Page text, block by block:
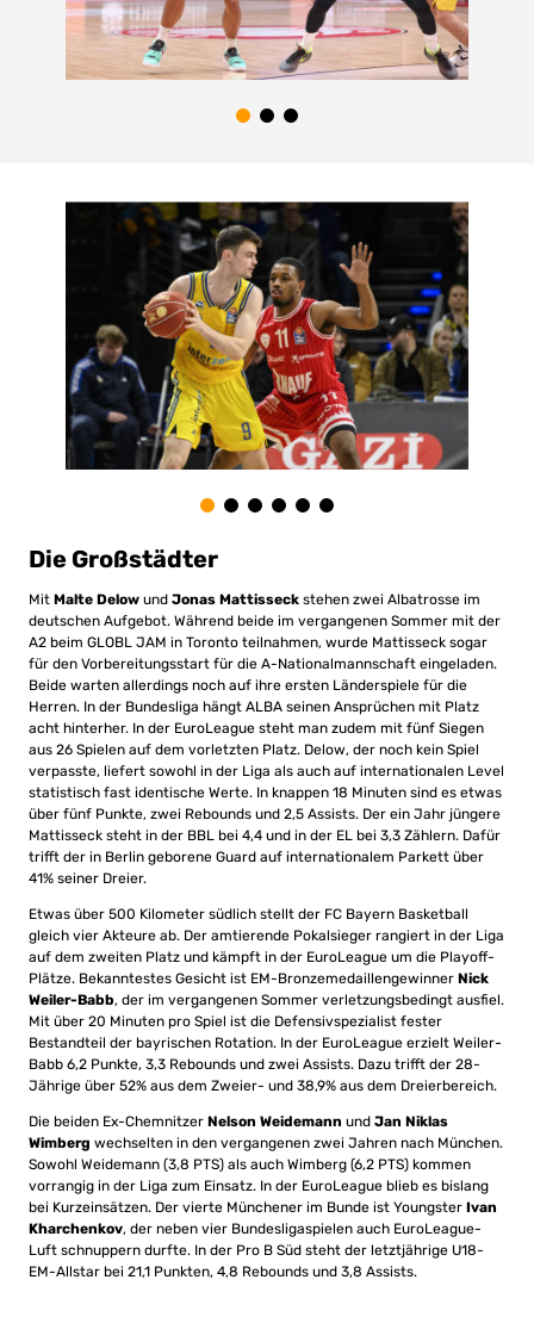
Die Großstädter
Mit Malte Delow und Jonas Mattisseck stehen zwei Albatrosse im
deutschen Aufgebot. Während beide im vergangenen Sommer mit der
A2 beim GLOBL JAM in Toronto teilnahmen, wurde Mattisseck sogar
für den Vorbereitungsstart für die A-Nationalmannschaft eingeladen.
Beide warten allerdings noch auf ihre ersten Länderspiele für die
Herren. In der Bundesliga hängt ALBA seinen Ansprüchen mit Platz
acht hinterher. In der EuroLeague steht man zudem mit fünf Siegen
aus 26 Spielen auf dem vorletzten Platz. Delow, der noch kein Spiel
verpasste, liefert sowohl in der Liga als auch auf internationalen Level
statistisch fast identische Werte. In knappen 18 Minuten sind es etwas
über fünf Punkte, zwei Rebounds und 2,5 Assists. Der ein Jahr jüngere
Mattisseck steht in der BBL bei 4,4 und in der EL bei 3,3 Zählern. Dafür
trifft der in Berlin geborene Guard auf internationalem Parkett über
41% seiner Dreier.
Etwas über 500 Kilometer südlich stellt der FC Bayern Basketball
gleich vier Akteure ab. Der amtierende Pokalsieger rangiert in der Liga
auf dem zweiten Platz und kämpft in der EuroLeague um die Playoff-
Plätze. Bekanntestes Gesicht ist EM-Bronzemedaillengewinner Nick
Weiler-Babb, der im vergangenen Sommer verletzungsbedingt ausfiel.
Mit über 20 Minuten pro Spiel ist die Defensivspezialist fester
Bestandteil der bayrischen Rotation. In der EuroLeague erzielt Weiler-
Babb 6,2 Punkte, 3,3 Rebounds und zwei Assists. Dazu trifft der 28-
Jährige über 52% aus dem Zweier- und 38,9% aus dem Dreierbereich.
Die beiden Ex-Chemnitzer Nelson Weidemann und Jan Niklas
Wimberg wechselten in den vergangenen zwei Jahren nach München.
Sowohl Weidemann (3,8 PTS) als auch Wimberg (6,2 PTS) kommen
vorrangig in der Liga zum Einsatz. In der EuroLeague blieb es bislang
bei Kurzeinsätzen. Der vierte Münchener im Bunde ist Youngster Ivan
Kharchenkov, der neben vier Bundesligaspielen auch EuroLeague-
Luft schnuppern durfte. In der Pro B Süd steht der letztjährige U18-
EM-Allstar bei 21,1 Punkten, 4,8 Rebounds und 3,8 Assists.